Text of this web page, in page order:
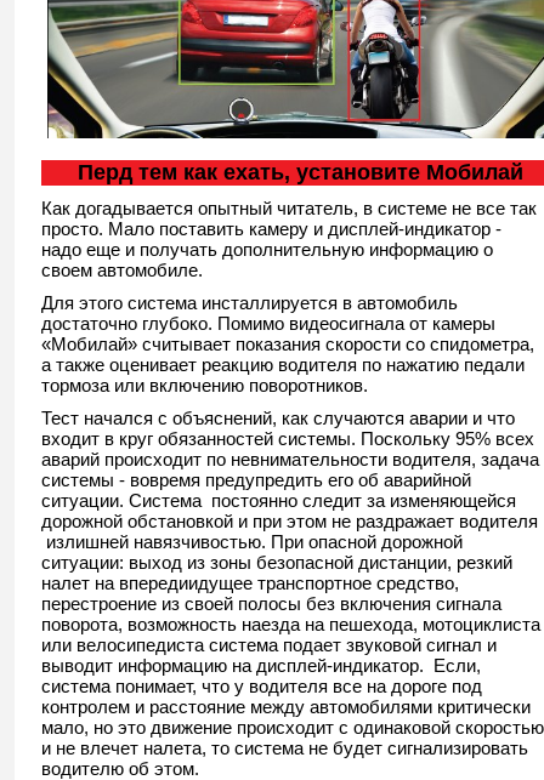
Перд тем как ехать, установите Мобилай
Как догадывается опытный читатель, в системе не все так
просто. Мало поставить камеру и дисплей-индикатор -
надо еще и получать дополнительную информацию о
своем автомобиле.
Для этого система инсталлируется в автомобиль
достаточно глубоко. Помимо видеосигнала от камеры
«Мобилай» считывает показания скорости со спидометра,
а также оценивает реакцию водителя по нажатию педали
тормоза или включению поворотников.
Тест начался с объяснений, как случаются аварии и что
входит в круг обязанностей системы. Поскольку 95% всех
аварий происходит по невнимательности водителя, задача
системы - вовремя предупредить его об аварийной
ситуации. Система постоянно следит за изменяющейся
дорожной обстановкой и при этом не раздражает водителя
излишней навязчивостью. При опасной дорожной
ситуации: выход из зоны безопасной дистанции, резкий
налет на впередиидущее транспортное средство,
перестроение из своей полосы без включения сигнала
поворота, возможность наезда на пешехода, мотоциклиста
или велосипедиста система подает звуковой сигнал и
выводит информацию на дисплей-индикатор. Если,
система понимает, что у водителя все на дороге под
контролем и расстояние между автомобилями критически
мало, но это движение происходит с одинаковой скоростью
и не влечет налета, то система не будет сигнализировать
водителю об этом.